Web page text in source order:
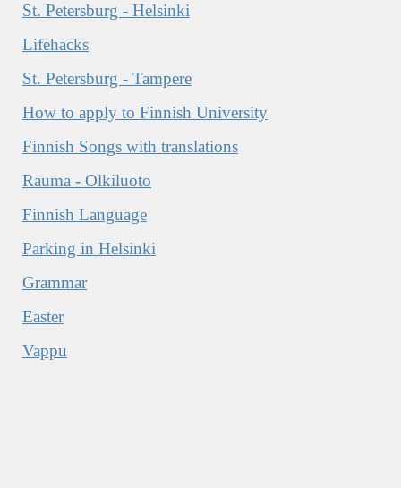
St. Petersburg - Helsinki
Lifehacks
St. Petersburg - Tampere
How to apply to Finnish University
Finnish Songs with translations
Rauma - Olkiluoto
Finnish Language
Parking in Helsinki
Grammar
Easter
Vappu